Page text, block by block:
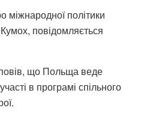
політики
повідомляється
що Польща веде
в програмі спільного